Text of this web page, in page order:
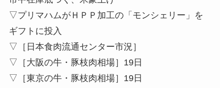
▽プリマハムがＨＰＰ加工の「モンシェリー」を
ギフトに投入
▽［日本食肉流通センター市況］
▽［大阪の牛・豚枝肉相場］19日
▽［東京の牛・豚枝肉相場］19日